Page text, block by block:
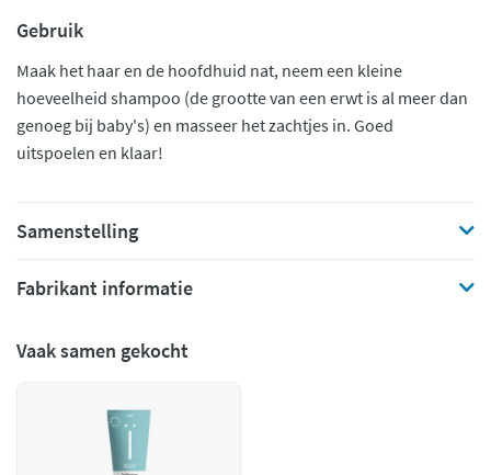
Gebruik
Maak het haar en de hoofdhuid nat, neem een kleine
hoeveelheid shampoo (de grootte van een erwt is al meer dan
genoeg bij baby's) en masseer het zachtjes in. Goed
uitspoelen en klaar!
Samenstelling
Fabrikant informatie
Vaak samen gekocht